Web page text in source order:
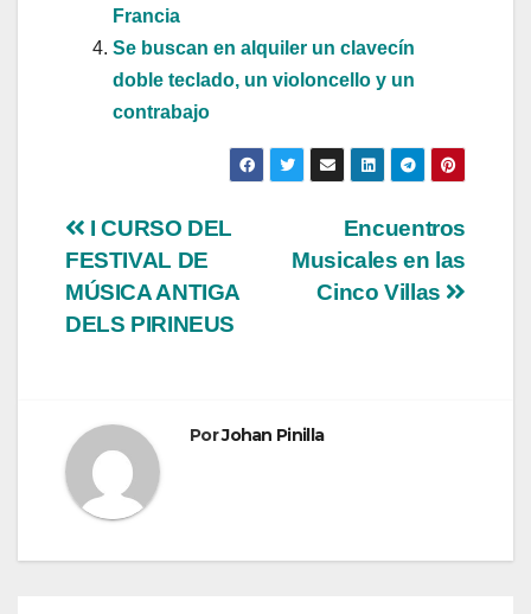
Francia
Se buscan en alquiler un clavecín
doble teclado, un violoncello y un
contrabajo
Navegación
de
entradas
Encuentros
Musicales en las
Cinco Villas
I CURSO DEL
FESTIVAL DE
MÚSICA ANTIGA
DELS PIRINEUS
PorJohan Pinilla